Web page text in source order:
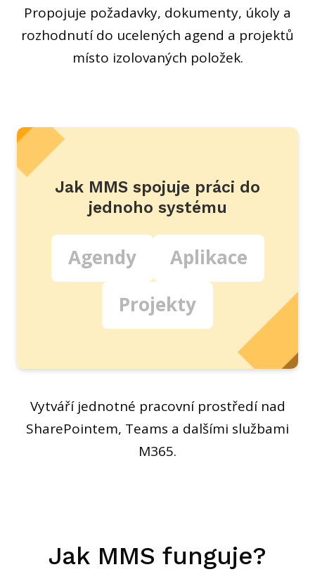
Propojuje požadavky, dokumenty, úkoly a
rozhodnutí do ucelených agend a projektů
místo izolovaných položek.
Jak MMS spojuje práci do
jednoho systému
Agendy
Aplikace
Projekty
Vytváří jednotné pracovní prostředí nad
SharePointem, Teams a dalšími službami
M365.
Jak MMS funguje?